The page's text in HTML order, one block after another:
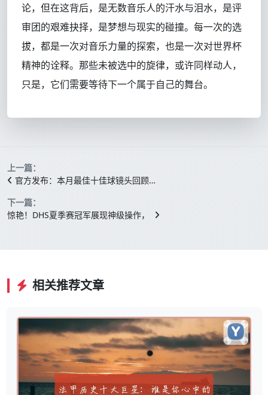
论，但在这背后，是无数音乐人的汗水与泪水，是评
审团的艰难抉择，是梦想与现实的碰撞。每一次的选
拔，都是一次对音乐力量的探索，也是一次对世界杯
精神的诠释。那些未被选中的旋律，或许同样动人，
只是，它们需要等待下一个属于自己的舞台。
上一篇：
官方发布：本月最佳十佳球镜头回顾…
下一篇：
惊艳！DHS夏季赛冠军展现神级操作，
相关推荐文章